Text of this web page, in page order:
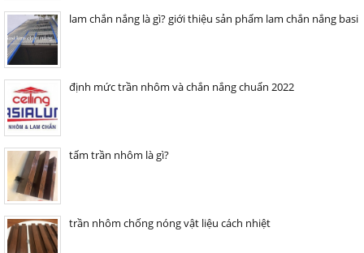
lam chắn nắng là gì? giới thiệu sản phẩm lam chắn nắng basi
định mức trần nhôm và chắn nắng chuẩn 2022
tấm trần nhôm là gì?
trần nhôm chống nóng vật liệu cách nhiệt